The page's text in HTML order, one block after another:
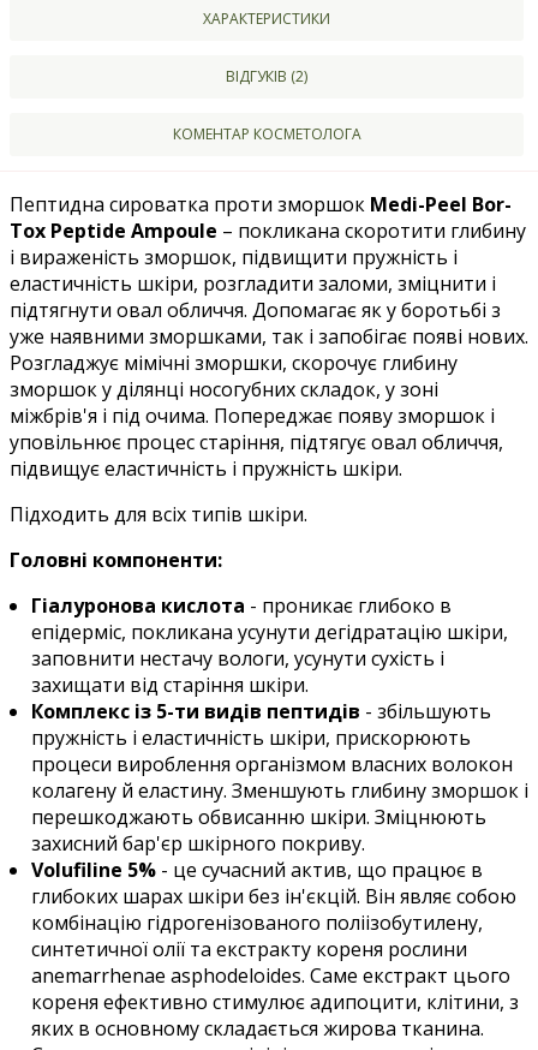
ХАРАКТЕРИСТИКИ
ВІДГУКІВ (2)
КОМЕНТАР КОСМЕТОЛОГА
Пептидна сироватка проти зморшок Medi-Peel Bor-
Tox Peptide Ampoule – покликана скоротити глибину
і вираженість зморшок, підвищити пружність і
еластичність шкіри, розгладити заломи, зміцнити і
підтягнути овал обличчя. Допомагає як у боротьбі з
уже наявними зморшками, так і запобігає появі нових.
Розгладжує мімічні зморшки, скорочує глибину
зморшок у ділянці носогубних складок, у зоні
міжбрів'я і під очима. Попереджає появу зморшок і
уповільнює процес старіння, підтягує овал обличчя,
підвищує еластичність і пружність шкіри.
Підходить для всіх типів шкіри.
Головні компоненти:
Гіалуронова кислота - проникає глибоко в
епідерміс, покликана усунути дегідратацію шкіри,
заповнити нестачу вологи, усунути сухість і
захищати від старіння шкіри.
Комплекс із 5-ти видів пептидів - збільшують
пружність і еластичність шкіри, прискорюють
процеси вироблення організмом власних волокон
колагену й еластину. Зменшують глибину зморшок і
перешкоджають обвисанню шкіри. Зміцнюють
захисний бар'єр шкірного покриву.
Volufiline 5% - це сучасний актив, що працює в
глибоких шарах шкіри без ін'єкцій. Він являє собою
комбінацію гідрогенізованого поліізобутилену,
синтетичної олії та екстракту кореня рослини
anemarrhenae asphodeloides. Саме екстракт цього
кореня ефективно стимулює адипоцити, клітини, з
яких в основному складається жирова тканина.